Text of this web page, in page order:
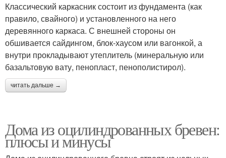
Классический каркасник состоит из фундамента (как
правило, свайного) и установленного на него
деревянного каркаса. С внешней стороны он
обшивается сайдингом, блок-хаусом или вагонкой, а
внутри прокладывают утеплитель (минеральную или
базальтовую вату, пенопласт, пенополистирол).
читать дальше →
Дома из оцилиндрованных бревен:
плюсы и минусы